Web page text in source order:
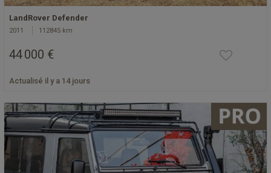
LandRover Defender
2011 112845 km
44 000 €
Actualisé il y a 14 jours